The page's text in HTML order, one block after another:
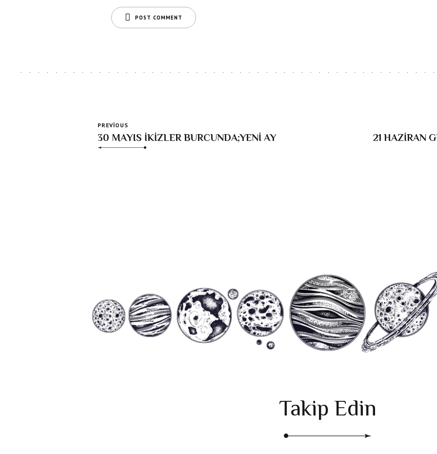
POST COMMENT
PREVIOUS
30 MAYIS İKİZLER BURCUNDA;YENİ AY 21 HAZİRAN
Takip Edin